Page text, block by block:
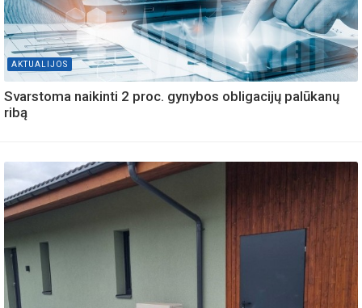
AKTUALIJOS
Svarstoma naikinti 2 proc. gynybos obligacijų palūkanų
ribą